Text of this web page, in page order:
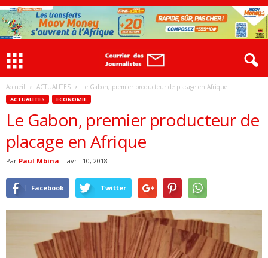
Accueil ACTUALITES Le Gabon, premier producteur de placage en Afrique
ACTUALITES ECONOMIE
Le Gabon, premier producteur de
placage en Afrique
Par Paul Mbina - avril 10, 2018
Facebook Twitter